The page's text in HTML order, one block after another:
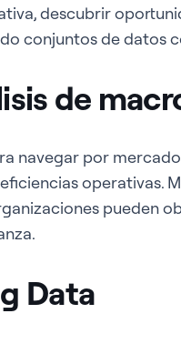
descubrir
conjuntos de datos
de
navegar por
operativas.
pueden
Data